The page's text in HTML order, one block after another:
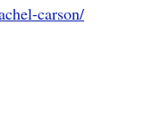
carson/